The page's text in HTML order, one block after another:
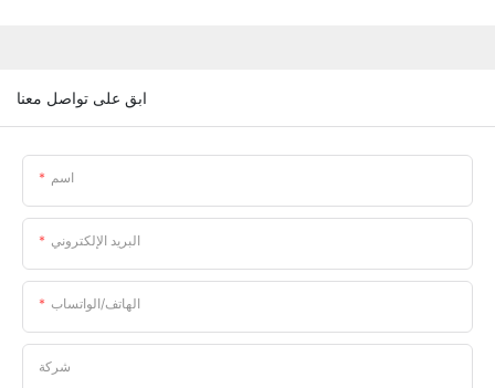
ابق على تواصل معنا
اسم
البريد الإلكتروني
الهاتف/الواتساب
شركة